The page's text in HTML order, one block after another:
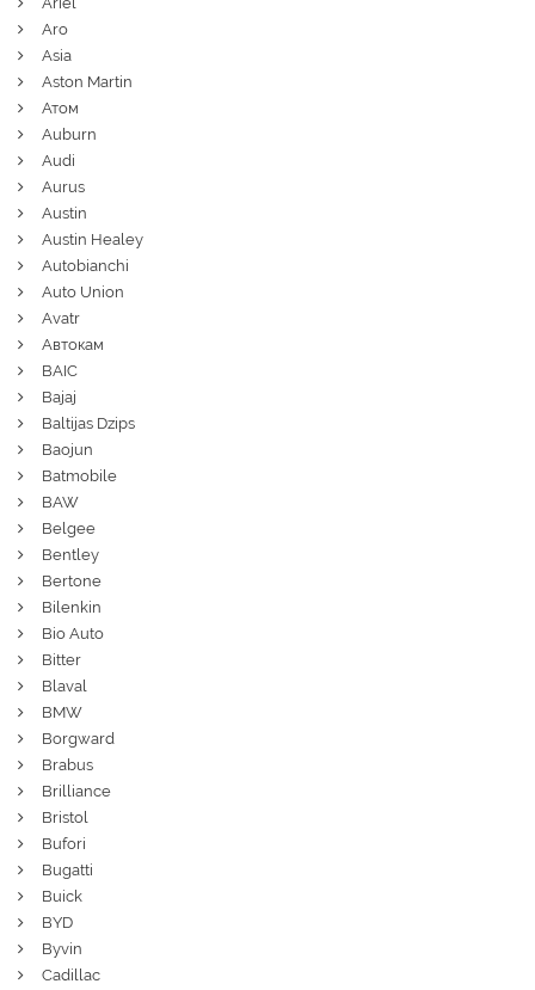
Aro
Asia
Aston Martin
Атом
Auburn
Audi
Aurus
Austin
Austin Healey
Autobianchi
Auto Union
Avatr
Автокам
BAIC
Bajaj
Baltijas Dzips
Baojun
Batmobile
BAW
Belgee
Bentley
Bertone
Bilenkin
Bio Auto
Bitter
Blaval
BMW
Borgward
Brabus
Brilliance
Bristol
Bufori
Bugatti
Buick
BYD
Byvin
Cadillac